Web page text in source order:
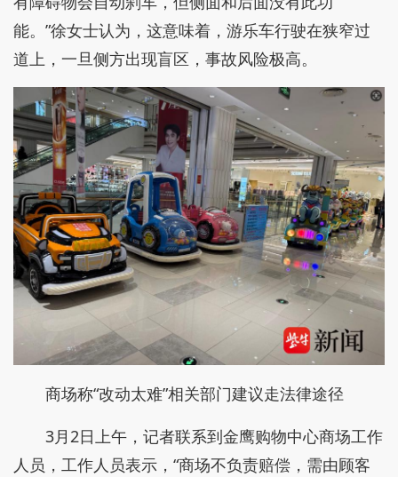
能。”徐女士认为，这意味着，游乐车行驶在狭窄过
道上，一旦侧方出现盲区，事故风险极高。
商场称“改动太难”相关部门建议走法律途径
3月2日上午，记者联系到金鹰购物中心商场工作
人员，工作人员表示，“商场不负责赔偿，需由顾客